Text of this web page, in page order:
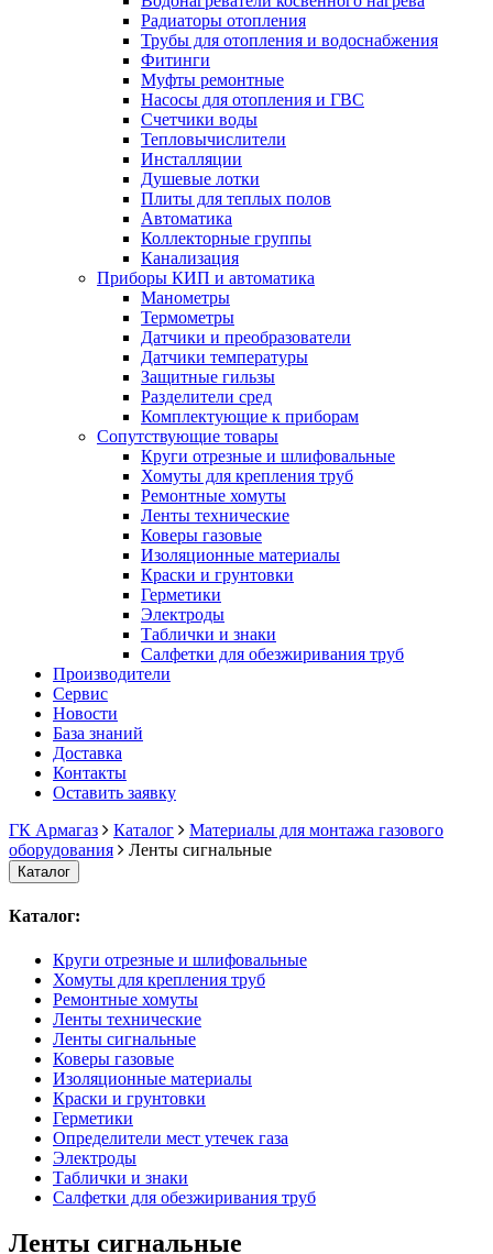
Радиаторы отопления
Трубы для отопления и водоснабжения
Фитинги
Муфты ремонтные
Насосы для отопления и ГВС
Счетчики воды
Тепловычислители
Инсталляции
Душевые лотки
Плиты для теплых полов
Автоматика
Коллекторные группы
Канализация
Приборы КИП и автоматика
Манометры
Термометры
Датчики и преобразователи
Датчики температуры
Защитные гильзы
Разделители сред
Комплектующие к приборам
Сопутствующие товары
Круги отрезные и шлифовальные
Хомуты для крепления труб
Ремонтные хомуты
Ленты технические
Коверы газовые
Изоляционные материалы
Краски и грунтовки
Герметики
Электроды
Таблички и знаки
Салфетки для обезжиривания труб
Производители
Сервис
Новости
База знаний
Доставка
Контакты
Оставить заявку
ГК Армагаз
Каталог
Материалы для монтажа газового
оборудования
Ленты сигнальные
Каталог
Каталог:
Круги отрезные и шлифовальные
Хомуты для крепления труб
Ремонтные хомуты
Ленты технические
Ленты сигнальные
Коверы газовые
Изоляционные материалы
Краски и грунтовки
Герметики
Определители мест утечек газа
Электроды
Таблички и знаки
Салфетки для обезжиривания труб
Ленты сигнальные